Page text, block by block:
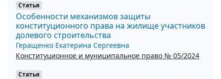
Статья
Особенности механизмов защиты
конституционного права на жилище участников
долевого строительства
Геращенко Екатерина Сергеевна
Конституционное и муниципальное право № 05/2024
Статья